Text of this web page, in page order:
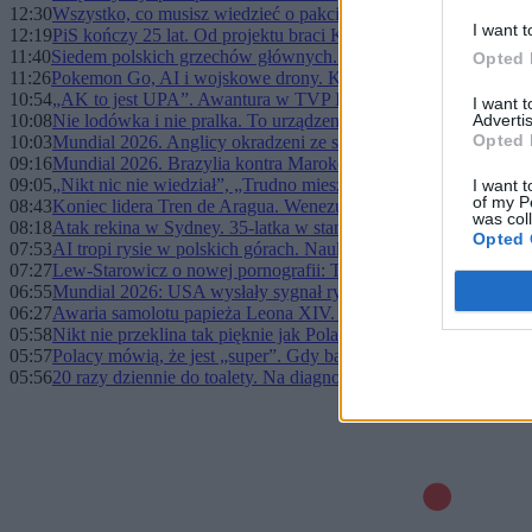
I want
Opted
I want
Opted
I want
of my
was
Opted
12:30Wszystko, co musisz wiedzieć o pakcie migracyjnym UE. Co się
12:19PiS kończy 25 lat. Od projektu braci Kaczyńskich do
11:40Siedem polskich grzechów głównych. Dlaczego umniejszamy
11:26Pokemon Go, AI i wojskowe drony. Kontrowersje wokół
10:54„AK to jest UPA”. Awantura w TVP Info po słowach historyka
10:08Nie lodówka i nie pralka. To urządzenie najmocniej obciąża
10:03Mundial 2026. Anglicy okradzeni ze sprzętu
09:16Mundial 2026. Brazylia kontra Maroko pierwszym hitem
09:05„Nikt nic nie wiedział”, „Trudno mieszkać”. Mieszkańcy
08:43Koniec lidera Tren de Aragua. Wenezuela i USA potwierdzają
08:18Atak rekina w Sydney. 35-latka w stanie krytycznym
07:53AI tropi rysie w polskich górach. Naukowcy chcą lepiej chronić
07:27Lew-Starowicz o nowej pornografii: Tego nie daje żadna
06:55Mundial 2026: USA wysłały sygnał rywalom, Kanada
06:27Awaria samolotu papieża Leona XIV. Bezprecedensowa
05:58Nikt nie przeklina tak pięknie jak Polacy
05:57Polacy mówią, że jest „super”. Gdy badacze zaczęli drążyć,
05:5620 razy dziennie do toalety. Na diagnozę czekała pięć miesięcy